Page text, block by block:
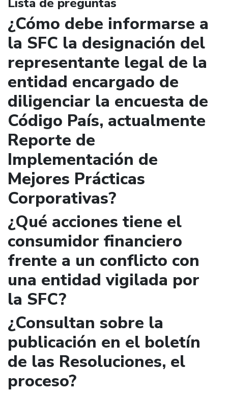
¿Cómo debe informarse a
la SFC la designación del
representante legal de la
entidad encargado de
diligenciar la encuesta de
Código País, actualmente
Reporte de
Implementación de
Mejores Prácticas
Corporativas?
¿Qué acciones tiene el
consumidor financiero
frente a un conflicto con
una entidad vigilada por
la SFC?
¿Consultan sobre la
publicación en el boletín
de las Resoluciones, el
proceso?